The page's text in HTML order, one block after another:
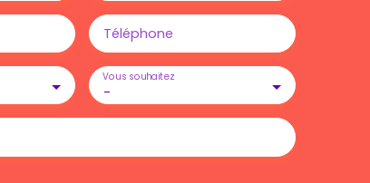
Téléphone
-
Vous souhaitez